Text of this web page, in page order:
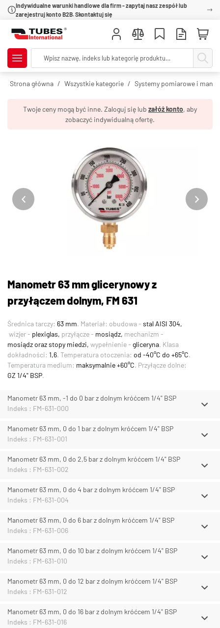
Indywidualne warunki handlowe dla firm - zapytaj nasz zespół lub
zarejestruj konto B2B. Skontaktuj się
Strona główna Wszystkie kategorie Systemy pomiarowe i
Twoje ceny mogą być inne. Zaloguj się lub załóż konto, aby
zobaczyć indywidualną ofertę.
Manometr 63 mm glicerynowy z
przyłączem dolnym, FM 631
Średnica tarczy: 63 mm. Materiał: obudowa - stal AISI 304,
wizjer - plexiglas, przyłącze - mosiądz, mechanizm -
mosiądz oraz stopy miedzi, wypełnienie - gliceryna. Klasa
dokładności: 1,6. Temperatura otoczenia: od -40°C do +65°C.
Temperatura medium: maksymalnie +60°C. Przyłącze dolne:
GZ 1/4" BSP.
Manometr 63 mm, -1 do 0 bar z dolnym króćcem 1/4" BSP
Indeks : FM-631-000
Manometr 63 mm, 0 do 1 bar z dolnym króćcem 1/4" BSP
Indeks : FM-631-001
Manometr 63 mm, 0 do 2,5 bar z dolnym króćcem 1/4" BSP
Indeks : FM-631-002
Manometr 63 mm, 0 do 4 bar z dolnym króćcem 1/4" BSP
Indeks : FM-631-004
Manometr 63 mm, 0 do 6 bar z dolnym króćcem 1/4" BSP
Indeks : FM-631-006
Manometr 63 mm, 0 do 10 bar z dolnym króćcem 1/4" BSP
Indeks : FM-631-010
Manometr 63 mm, 0 do 12 bar z dolnym króćcem 1/4" BSP
Indeks : FM-631-012
Manometr 63 mm, 0 do 16 bar z dolnym króćcem 1/4" BSP
Indeks : FM-631-016